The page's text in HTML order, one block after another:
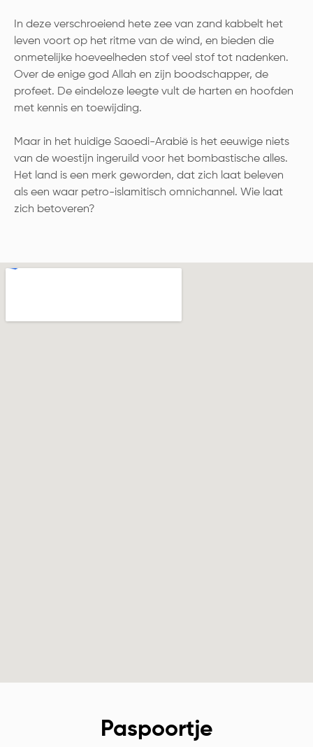
In deze verschroeiend hete zee van zand kabbelt het
leven voort op het ritme van de wind, en bieden die
onmetelijke hoeveelheden stof veel stof tot nadenken.
Over de enige god Allah en zijn boodschapper, de
profeet. De eindeloze leegte vult de harten en hoofden
met kennis en toewijding.
Maar in het huidige Saoedi-Arabië is het eeuwige niets
van de woestijn ingeruild voor het bombastische alles.
Het land is een merk geworden, dat zich laat beleven
als een waar petro-islamitisch omnichannel. Wie laat
zich betoveren?
Paspoortje